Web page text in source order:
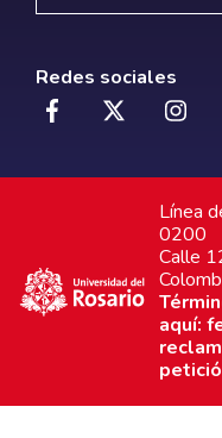
Redes sociales
Línea
0200
Calle
aquí: